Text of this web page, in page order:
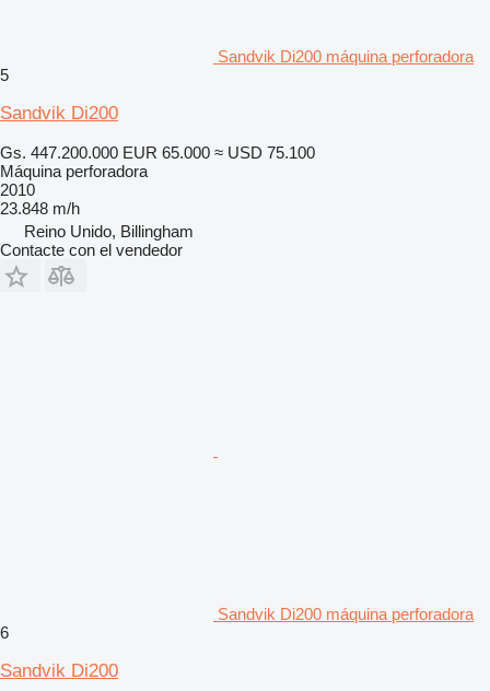
Sandvik Di200 máquina perforadora
5
Sandvik Di200
Gs. 447.200.000 EUR 65.000 ≈ USD 75.100
Máquina perforadora
2010
23.848 m/h
Reino Unido, Billingham
Contacte con el vendedor
Sandvik Di200 máquina perforadora
6
Sandvik Di200